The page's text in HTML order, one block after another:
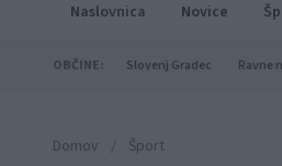
Naslovnica Novice
OBČINE: Slovenj Gradec Ravne
Domov / Šport